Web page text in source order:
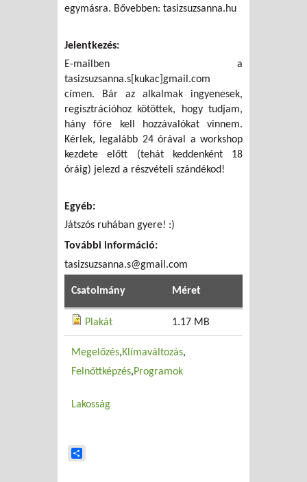
egymásra. Bővebben: tasizsuzsanna.hu
Jelentkezés:
E-mailben a
tasizsuzsanna.s[kukac]gmail.com
címen. Bár az alkalmak ingyenesek,
regisztrációhoz kötöttek, hogy tudjam,
hány főre kell hozzávalókat vinnem.
Kérlek, legalább 24 órával a workshop
kezdete előtt (tehát keddenként 18
óráig) jelezd a részvételi szándékod!
Egyéb:
Játszós ruhában gyere! :)
További információ:
tasizsuzsanna.s@gmail.com
Csatolmány Méret
Plakát 1.17 MB
Megelőzés Klímaváltozás
Felnőttképzés Programok
Lakosság